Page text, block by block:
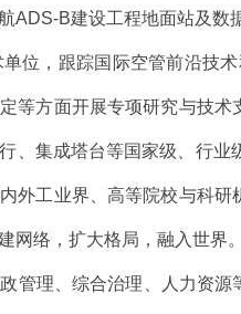
B建设工程地面站及数
位，跟踪国际空管前沿技
等方面开展专项研究与技
、集成塔台等国家级、行
外工业界、高等院校与科研
网络，扩大格局，融入世界。
管理、综合治理、人力资